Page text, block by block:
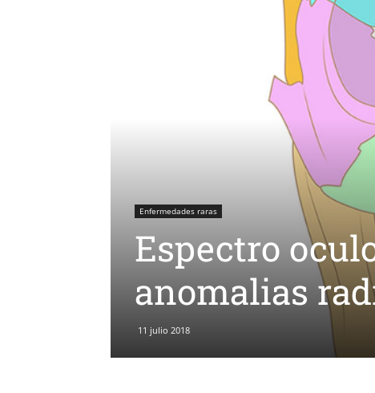
Enfermedades raras
Espectro
anomalias
11 julio 2018